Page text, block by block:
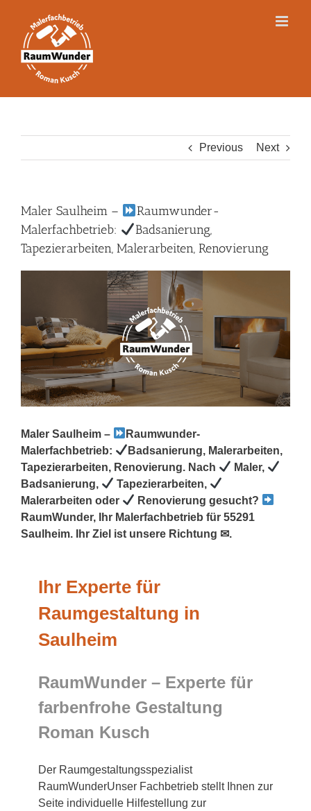
content
Previous Next
Maler Saulheim –
Raumwunder-
Malerfachbetrieb:
Badsanierung,
Tapezierarbeiten, Malerarbeiten, Renovierung
Maler Saulheim –
Raumwunder-
Malerfachbetrieb:
Badsanierung, Malerarbeiten,
Tapezierarbeiten, Renovierung. Nach
Maler,
Badsanierung,
Tapezierarbeiten,
Malerarbeiten oder
Renovierung gesucht?
RaumWunder, Ihr Malerfachbetrieb für 55291
Saulheim. Ihr Ziel ist unsere Richtung ✉.
Ihr Experte für
Raumgestaltung in
Saulheim
RaumWunder – Experte für
farbenfrohe Gestaltung
Roman Kusch
Der Raumgestaltungsspezialist
RaumWunderUnser Fachbetrieb stellt Ihnen zur
Seite individuelle Hilfestellung zur